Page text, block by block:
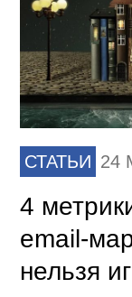
СТАТЬИ 24
4
email-
нельзя